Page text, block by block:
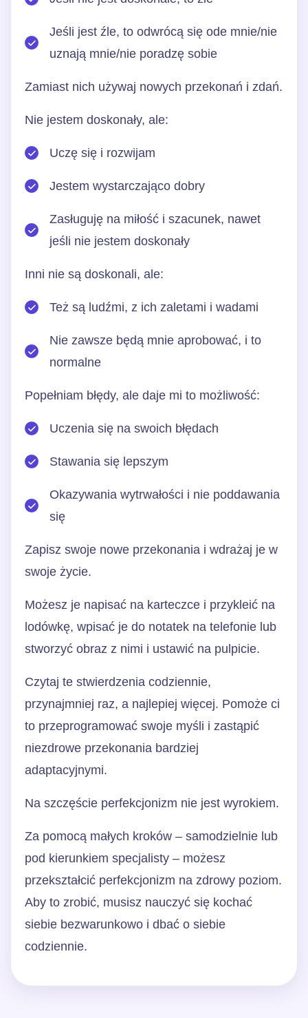
Jeśli jest źle, to odwrócą się ode mnie/nie
uznają mnie/nie poradzę sobie
Zamiast nich używaj nowych przekonań i zdań.
Nie jestem doskonały, ale:
Uczę się i rozwijam
Jestem wystarczająco dobry
Zasługuję na miłość i szacunek, nawet
jeśli nie jestem doskonały
Inni nie są doskonali, ale:
Też są ludźmi, z ich zaletami i wadami
Nie zawsze będą mnie aprobować, i to
normalne
Popełniam błędy, ale daje mi to możliwość:
Uczenia się na swoich błędach
Stawania się lepszym
Okazywania wytrwałości i nie poddawania
się
Zapisz swoje nowe przekonania i wdrażaj je w
swoje życie.
Możesz je napisać na karteczce i przykleić na
lodówkę, wpisać je do notatek na telefonie lub
stworzyć obraz z nimi i ustawić na pulpicie.
Czytaj te stwierdzenia codziennie,
przynajmniej raz, a najlepiej więcej. Pomoże ci
to przeprogramować swoje myśli i zastąpić
niezdrowe przekonania bardziej
adaptacyjnymi.
Na szczęście perfekcjonizm nie jest wyrokiem.
Za pomocą małych kroków – samodzielnie lub
pod kierunkiem specjalisty – możesz
przekształcić perfekcjonizm na zdrowy poziom.
Aby to zrobić, musisz nauczyć się kochać
siebie bezwarunkowo i dbać o siebie
codziennie.